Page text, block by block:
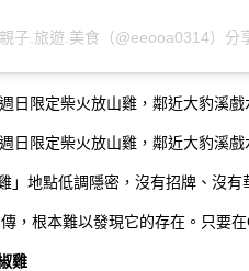
子.旅遊.美食（@eeooa0314）分
」地點低調隱密，沒有招牌、沒
，根本難以發現它的存在。只要
雞